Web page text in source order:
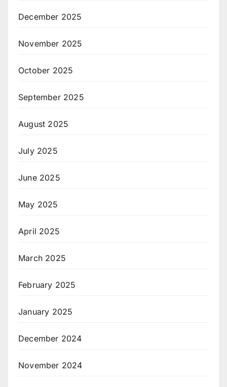
December 2025
November 2025
October 2025
September 2025
August 2025
July 2025
June 2025
May 2025
April 2025
March 2025
February 2025
January 2025
December 2024
November 2024